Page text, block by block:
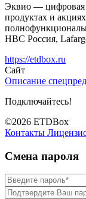
Эквио — цифровая
продуктах и
HBC Россия,
https://etdbox.ru
Сайт
Описание
Подключайтесь!
©2026 ETDBox
Контакты
Смена пароля